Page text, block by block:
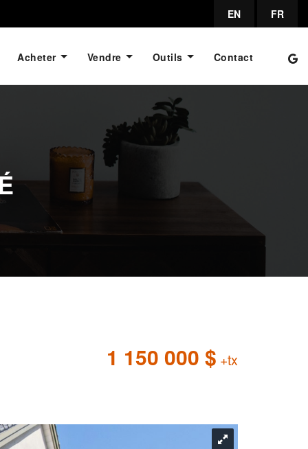
EN FR
Acheter Vendre Outils Contact
1 150 000 $ +tx